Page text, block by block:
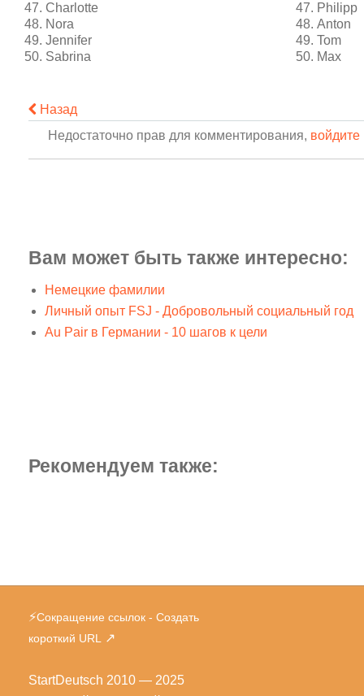
Charlotte
Nora
Jennifer
Sabrina
Philipp
Anton
Tom
Max
Назад
Недостаточно прав для комментирования, войдите
Вам может быть также интересно:
Немецкие фамилии
Личный опыт FSJ - Добровольный социальный год
Au Pair в Германии - 10 шагов к цели
Рекомендуем также:
⚡Сокращение ссылок - Создать
короткий URL ↗
StartDeutsch 2010 — 2025